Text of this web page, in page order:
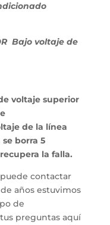
Bajo voltaje de
voltaje superior
de la línea
borra 5
la falla.
contactar
años estuvimos
de
preguntas aquí